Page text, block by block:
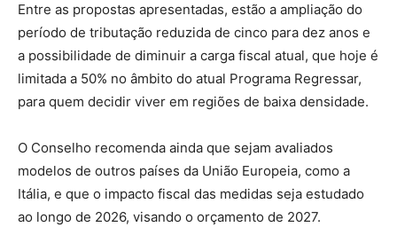
Entre as propostas apresentadas, estão a ampliação do
período de tributação reduzida de cinco para dez anos e
a possibilidade de diminuir a carga fiscal atual, que hoje é
limitada a 50% no âmbito do atual Programa Regressar,
para quem decidir viver em regiões de baixa densidade.
O Conselho recomenda ainda que sejam avaliados
modelos de outros países da União Europeia, como a
Itália, e que o impacto fiscal das medidas seja estudado
ao longo de 2026, visando o orçamento de 2027.